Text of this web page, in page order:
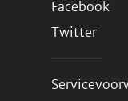
Facebook
Twitter